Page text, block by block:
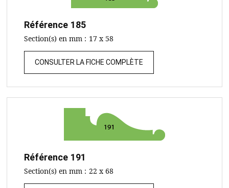
Référence 185
Section(s) en mm : 17 x 58
CONSULTER LA FICHE COMPLÈTE
Référence 191
Section(s) en mm : 22 x 68